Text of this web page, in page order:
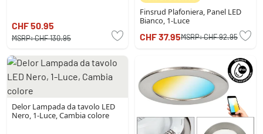
CHF 50.95
MSRP:CHF 130.95
Finsrud Plafoniera, Panel LED
Bianco, 1-Luce
CHF 37.95MSRP:CHF 92.95
Delor Lampada da tavolo LED
Nero, 1-Luce, Cambia colore